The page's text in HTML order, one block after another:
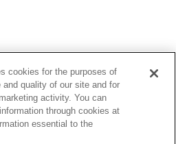
スストア
ット
cookies for the purposes of
quality of our site and for
activity. You can
through cookies at
essential to the